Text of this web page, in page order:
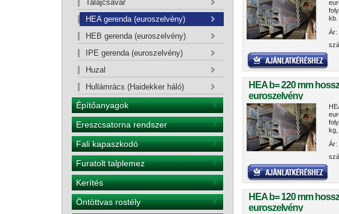
Talajcsavar
HEA gerenda (euroszelvény)
HEB gerenda (euroszelvény)
IPE gerenda (euroszelvény)
Huzal
Hullámrács (Haidekker háló)
Építőanyagok
Ereszcsatorna rendszer
Fali kapaszkodó
Furatolt talplemez
Kerítés
Öntöttvas rostély
kb.
Ár:
HEA b= 220 mm
euroszelvény
kg,
Ár:
HEA b= 120 mm
euroszelvény